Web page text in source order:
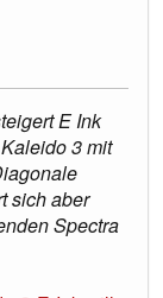
E Ink
3 mit
sich aber
Spectra